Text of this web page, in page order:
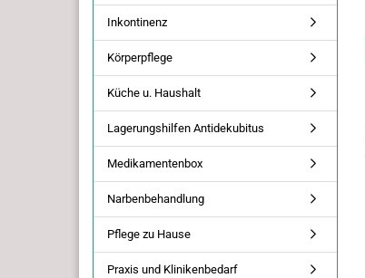
Inkontinenz
Körperpflege
Küche u. Haushalt
Lagerungshilfen Antidekubitus
Medikamentenbox
Narbenbehandlung
Pflege zu Hause
Praxis und Klinikenbedarf